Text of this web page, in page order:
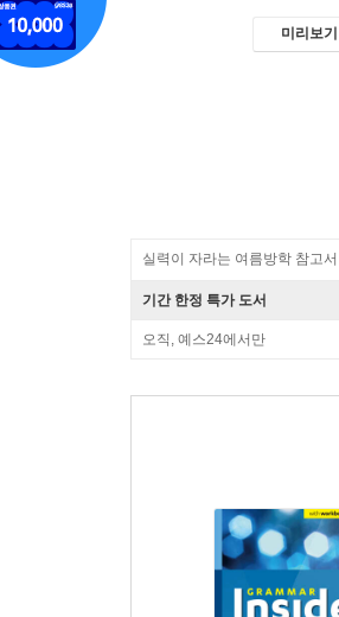
미리보기
실력이 자라는 여름방학 참고서
기간 한정 특가 도서
오직, 예스24에서만